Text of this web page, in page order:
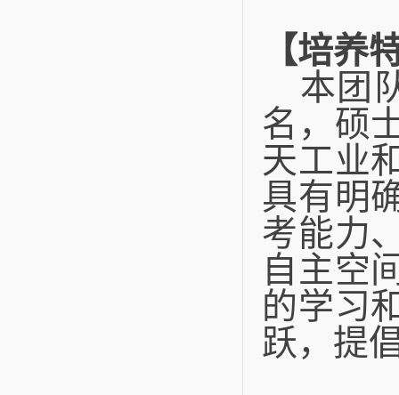
【培养
本团
名，硕
天工业
具有明
考能力
自主空
的学习
跃，提